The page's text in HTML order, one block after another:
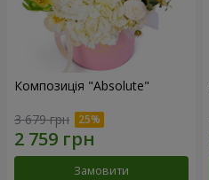
Композиція "Absolute"
3 679 грн
Замовити